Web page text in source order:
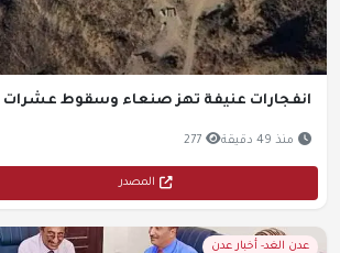
انفجارات عنيفة تهز صنعاء وسقوط عشرات
منذ 49 دقيقة 277
المصدر
عدن الغد- أخبار عدن